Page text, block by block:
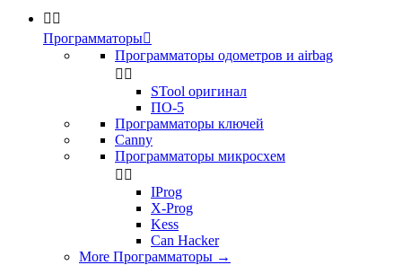
 
Программаторы
Программаторы одометров и airbag
 
STool оригинал
ПО-5
Программаторы ключей
Canny
Программаторы микросхем
 
IProg
X-Prog
Kess
Can Hacker
More Программаторы →